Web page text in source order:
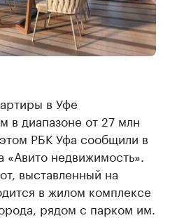
в Уфе
в диапазоне от 27 млн
РБК Уфа сообщили в
недвижимость».
выставленный на
в жилом комплексе
рядом с парком им.